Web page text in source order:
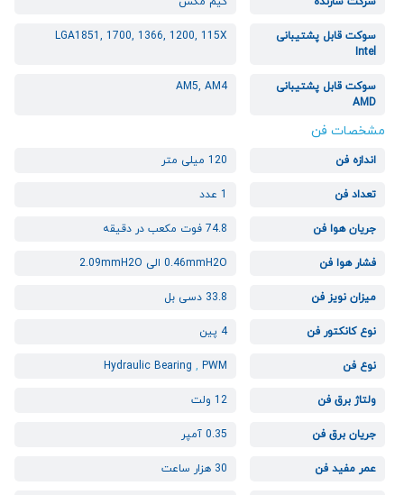
سوکت قابل پشتیبانی
Intel
LGA1851, 1700, 1366, 1200, 115X
سوکت قابل پشتیبانی
AMD
AM5, AM4
مشخصات فن
اندازه فن 120 میلی متر
تعداد فن 1 عدد
جریان هوا فن 74.8 فوت مکعب در دقیقه
فشار هوا فن 0.46mmH2O الی 2.09mmH2O
میزان نویز فن 33.8 دسی بل
نوع کانکتور فن 4 پین
نوع فن Hydraulic Bearing , PWM
ولتاژ برق فن 12 ولت
جریان برق فن 0.35 آمپر
عمر مفید فن 30 هزار ساعت